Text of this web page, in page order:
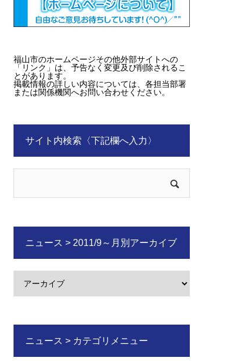
福山市のホームページその他外部サイトへの
「リンク」は、予告なく変更及び削除されるこ
とがあります。
掲載情報の詳しい内容については、各担当部署
または関係機関へお問い合わせください。
サイト内検索〈下記欄へ入力〉
ニュース > 2011/9～月別アーカイブ
ニュース > カテゴリメニュー